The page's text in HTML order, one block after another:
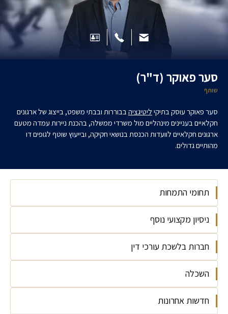
סער פאוקר (ד"ר)
שותף
סער פאוקר עוסק בתיקי ליטיגציה בבוררות ובבתי משפט, בייצוג של ארגונים
חקלאיים בעניינים מינהליים מול משרדי ממשלה, בהכנת ניירות עמדה מטעם
ארגונים חקלאיים לוועדות הכנסת בנושאי חקיקה, ובייעוץ שוטף לגופים דו
מהותיים גדולים.
תחומי התמחות
ליטיגציה
בוררויות בין-לאומיות
בוררויות ויישוב סכסוכים
ליטיגציה מסחרית
משפט מנהלי
משפט מנהלי
תכניות אכיפה ומניעת שוחד ושחיתות
ניסיון מקצועי נוסף
התאחדות האיכרים בישראל, היועץ המשפטי,
2009-2011
הרצוג פוקס נאמן, עו"ד שכיר, 2003-2009
האוניברסיטה העברית בירושלים, עוזר הוראה
ומחקר, 2003 – 2000
חברות בלשכת עורכי דין
ישראל, 2003השכלה
חדשות אחרונות